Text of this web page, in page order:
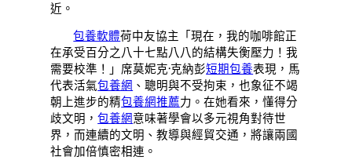
近。
包養軟體荷中友協主「現在，我的咖啡館正
在承受百分之八十七點八八的結構失衡壓力！我
需要校準！」席莫妮克·克納彭短期包養表現，馬
代表活氣包養網 、聰明與不受拘束，也象征不竭
朝上進步的精包養網推薦力。在她看來，懂得分
歧文明，包養網意味著學會以多元視角對待世
界，而連續的文明、教導與經貿交通，將讓兩國
社會加倍慎密相連。